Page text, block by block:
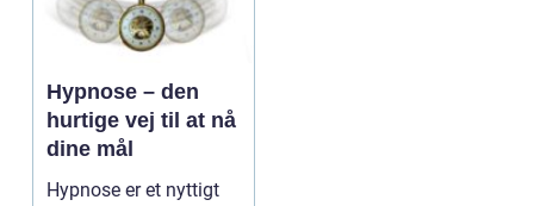
Hypnose – den
hurtige vej til at nå
dine mål
Hypnose er et nyttigt